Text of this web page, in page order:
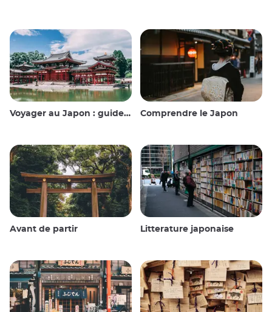
Voyager au Japon : guide et conseils Comprendre le Japon
Avant de partir Litterature japonaise